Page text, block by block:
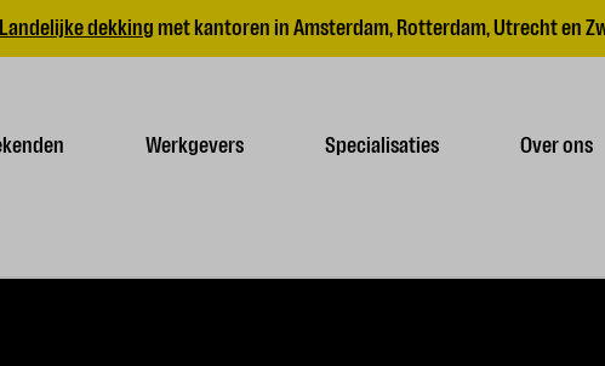
Landelijke dekking met kantoren in Amsterdam, Rotterdam, Utrecht en
Werkgevers Specialisaties Over ons